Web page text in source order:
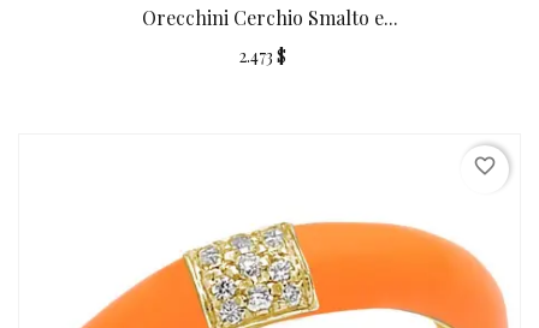
Orecchini Cerchio Smalto e...
2.473 $
favorite_border